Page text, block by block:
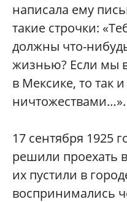
написала ему
такие строчки:
должны что-
жизнью? Если мы
в Мексике, то так
ничтожествами…».
17 сентября 1925
решили проехать
их пустили в
воспринимались